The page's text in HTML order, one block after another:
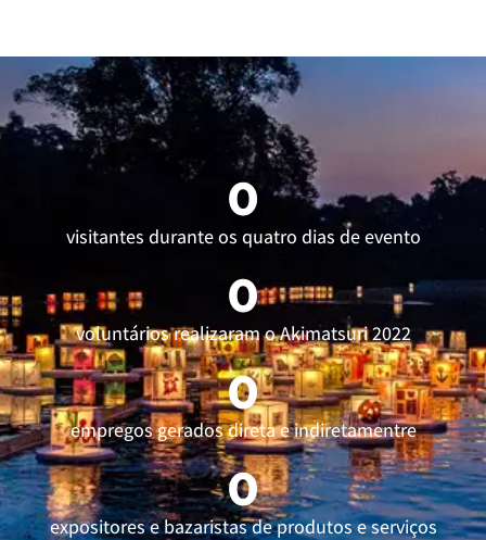
visitantes durante os quatro dias de evento
0
voluntários ​realizaram o Akimatsuri 2022
0
empregos gerados direta e indiretamentre
0
expositores e bazaristas de produtos e serviços
0